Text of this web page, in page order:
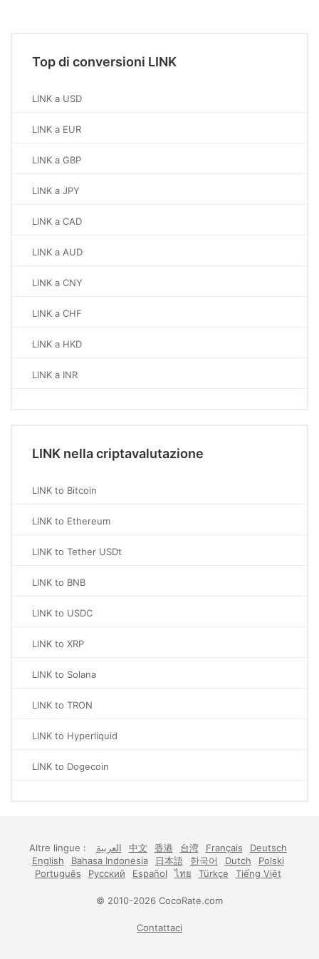
Top di conversioni LINK
LINK a USD
LINK a EUR
LINK a GBP
LINK a JPY
LINK a CAD
LINK a AUD
LINK a CNY
LINK a CHF
LINK a HKD
LINK a INR
LINK nella criptavalutazione
LINK to Bitcoin
LINK to Ethereum
LINK to Tether USDt
LINK to BNB
LINK to USDC
LINK to XRP
LINK to Solana
LINK to TRON
LINK to Hyperliquid
LINK to Dogecoin
Altre lingue : العربية 中文 香港 台湾 Français
Deutsch
English
Bahasa Indonesia 日本語 한국어 Dutch
Polski
Português
Русский Español ไทย Türkçe Tiếng Việt
© 2010-2026 CocoRate.com
Contattaci